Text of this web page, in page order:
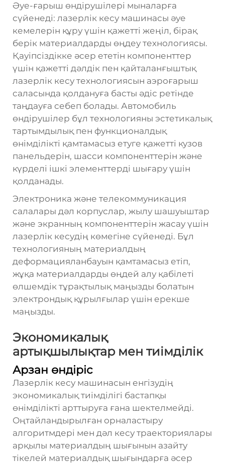
Әуе-ғарыш өндірушілері мыналарға
сүйенеді: лазерлік кесу машинасы әуе
кемелерін құру үшін қажетті жеңіл, бірақ
берік материалдарды өңдеу технологиясы.
Қауіпсіздікке әсер ететін компоненттер
үшін қажетті дәлдік пен қайталанғыштық
лазерлік кесу технологиясын аэроғарыш
саласында қолдануға басты әдіс ретінде
таңдауға себеп болады. Автомобиль
өндірушілер бұл технологияны эстетикалық
тартымдылық пен функционалдық
өнімділікті қамтамасыз етуге қажетті кузов
панельдерін, шасси компоненттерін және
күрделі ішкі элементтерді шығару үшін
қолданады.
Электроника және телекоммуникация
салалары дәл корпуслар, жылу шашуыштар
және экранның компоненттерін жасау үшін
лазерлік кесудің көмегіне сүйенеді. Бұл
технологияның материалдың
деформацияланбауын қамтамасыз етіп,
жұқа материалдарды өңдей алу қабілеті
өлшемдік тұрақтылық маңызды болатын
электрондық құрылғылар үшін ерекше
маңызды.
Экономикалық
артықшылықтар мен тиімділік
Арзан өндіріс
Лазерлік кесу машинасын енгізудің
экономикалық тиімділігі бастапқы
өнімділікті арттыруға ғана шектелмейді.
Оңтайландырылған орналастыру
алгоритмдері мен дәл кесу траекториялары
арқылы материалдың шығынын азайту
тікелей материалдық шығындарға әсер